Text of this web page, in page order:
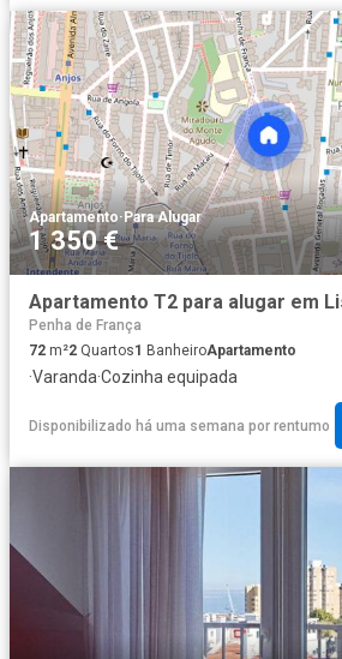
Apartamento· Para Alugar
1 350 €
Apartamento T2 para alugar em
Penha de França
72 m²2 Quartos1 BanheiroApartamento
·Varanda·Cozinha equipada
Disponibilizado há uma semana por rentumo